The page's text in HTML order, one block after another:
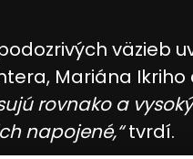
väzieb
Mariána Ikriho
rovnako a
napojené,“tvrdí.